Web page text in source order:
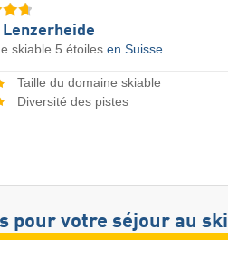
Lenzerheide
skiable 5 étoiles en Suisse
Taille du domaine skiable
Diversité des pistes
pour votre séjour au ski